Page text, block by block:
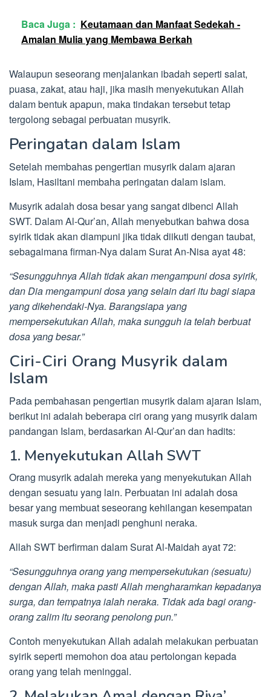
Baca Juga : Keutamaan dan Manfaat Sedekah -
Amalan Mulia yang Membawa Berkah
Walaupun seseorang menjalankan ibadah seperti salat,
puasa, zakat, atau haji, jika masih menyekutukan Allah
dalam bentuk apapun, maka tindakan tersebut tetap
tergolong sebagai perbuatan musyrik.
Peringatan dalam Islam
Setelah membahas pengertian musyrik dalam ajaran
Islam, Hasiltani membaha peringatan dalam islam.
Musyrik adalah dosa besar yang sangat dibenci Allah
SWT. Dalam Al-Qur’an, Allah menyebutkan bahwa dosa
syirik tidak akan diampuni jika tidak diikuti dengan taubat,
sebagaimana firman-Nya dalam Surat An-Nisa ayat 48:
“Sesungguhnya Allah tidak akan mengampuni dosa syirik,
dan Dia mengampuni dosa yang selain dari itu bagi siapa
yang dikehendaki-Nya. Barangsiapa yang
mempersekutukan Allah, maka sungguh ia telah berbuat
dosa yang besar.”
Ciri-Ciri Orang Musyrik dalam
Islam
Pada pembahasan pengertian musyrik dalam ajaran Islam,
berikut ini adalah beberapa ciri orang yang musyrik dalam
pandangan Islam, berdasarkan Al-Qur’an dan hadits:
1. Menyekutukan Allah SWT
Orang musyrik adalah mereka yang menyekutukan Allah
dengan sesuatu yang lain. Perbuatan ini adalah dosa
besar yang membuat seseorang kehilangan kesempatan
masuk surga dan menjadi penghuni neraka.
Allah SWT berfirman dalam Surat Al-Maidah ayat 72:
“Sesungguhnya orang yang mempersekutukan (sesuatu)
dengan Allah, maka pasti Allah mengharamkan kepadanya
surga, dan tempatnya ialah neraka. Tidak ada bagi orang-
orang zalim itu seorang penolong pun.”
Contoh menyekutukan Allah adalah melakukan perbuatan
syirik seperti memohon doa atau pertolongan kepada
orang yang telah meninggal.